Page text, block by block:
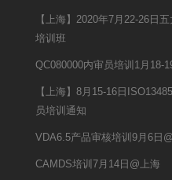
【上海】2020年7月22-26日
培训班
QC080000内审员培训1月18-
【上海】8月15-16日
员培训通知
VDA6.5产品审核培训9月6日
CAMDS培训7月14日@上海